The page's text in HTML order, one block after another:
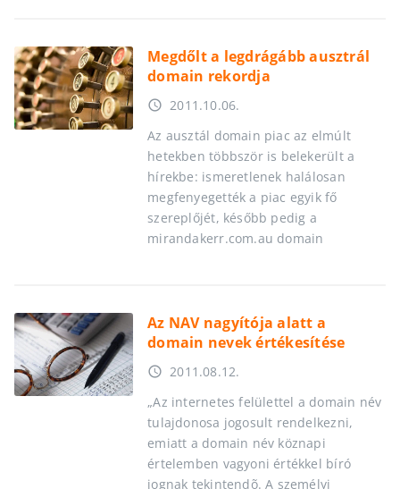
Megdőlt a legdrágább ausztrál
domain rekordja
access_time 2011.10.06.
Az ausztál domain piac az elmúlt
hetekben többször is belekerült a
hírekbe: ismeretlenek halálosan
megfenyegették a piac egyik fő
szereplőjét, később pedig a
mirandakerr.com.au domain
Az NAV nagyítója alatt a
domain nevek értékesítése
access_time 2011.08.12.
„Az internetes felülettel a domain név
tulajdonosa jogosult rendelkezni,
emiatt a domain név köznapi
értelemben vagyoni értékkel bíró
jognak tekintendõ. A személyi